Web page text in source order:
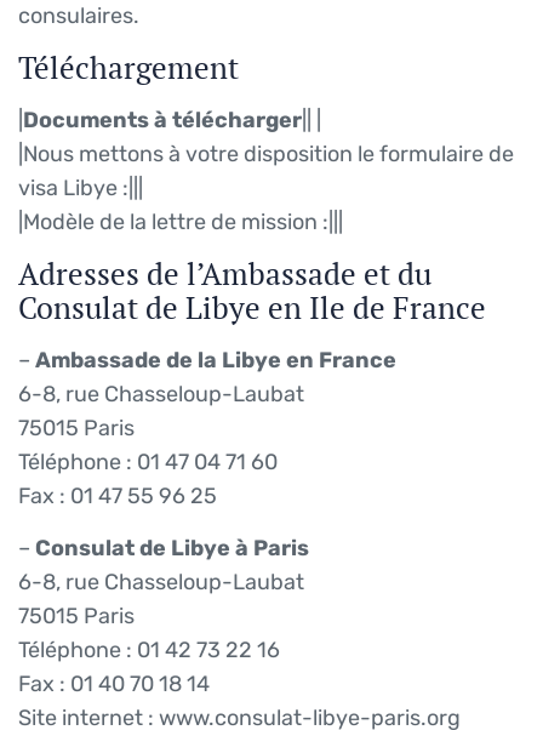
consulaires.
Téléchargement
Documents à télécharger
|Nous mettons à votre disposition le formulaire de
visa Libye :||
|Modèle de la lettre de mission :||
Adresses de l’Ambassade et du
Consulat de Libye en Ile de France
– Ambassade de la Libye en France
6-8, rue Chasseloup-Laubat
75015 Paris
Téléphone : 01 47 04 71 60
Fax : 01 47 55 96 25
– Consulat de Libye à Paris
6-8, rue Chasseloup-Laubat
75015 Paris
Téléphone : 01 42 73 22 16
Fax : 01 40 70 18 14
Site internet : www.consulat-libye-paris.org